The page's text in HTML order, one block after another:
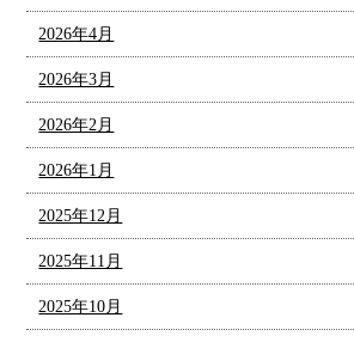
2026年4月
2026年3月
2026年2月
2026年1月
2025年12月
2025年11月
2025年10月